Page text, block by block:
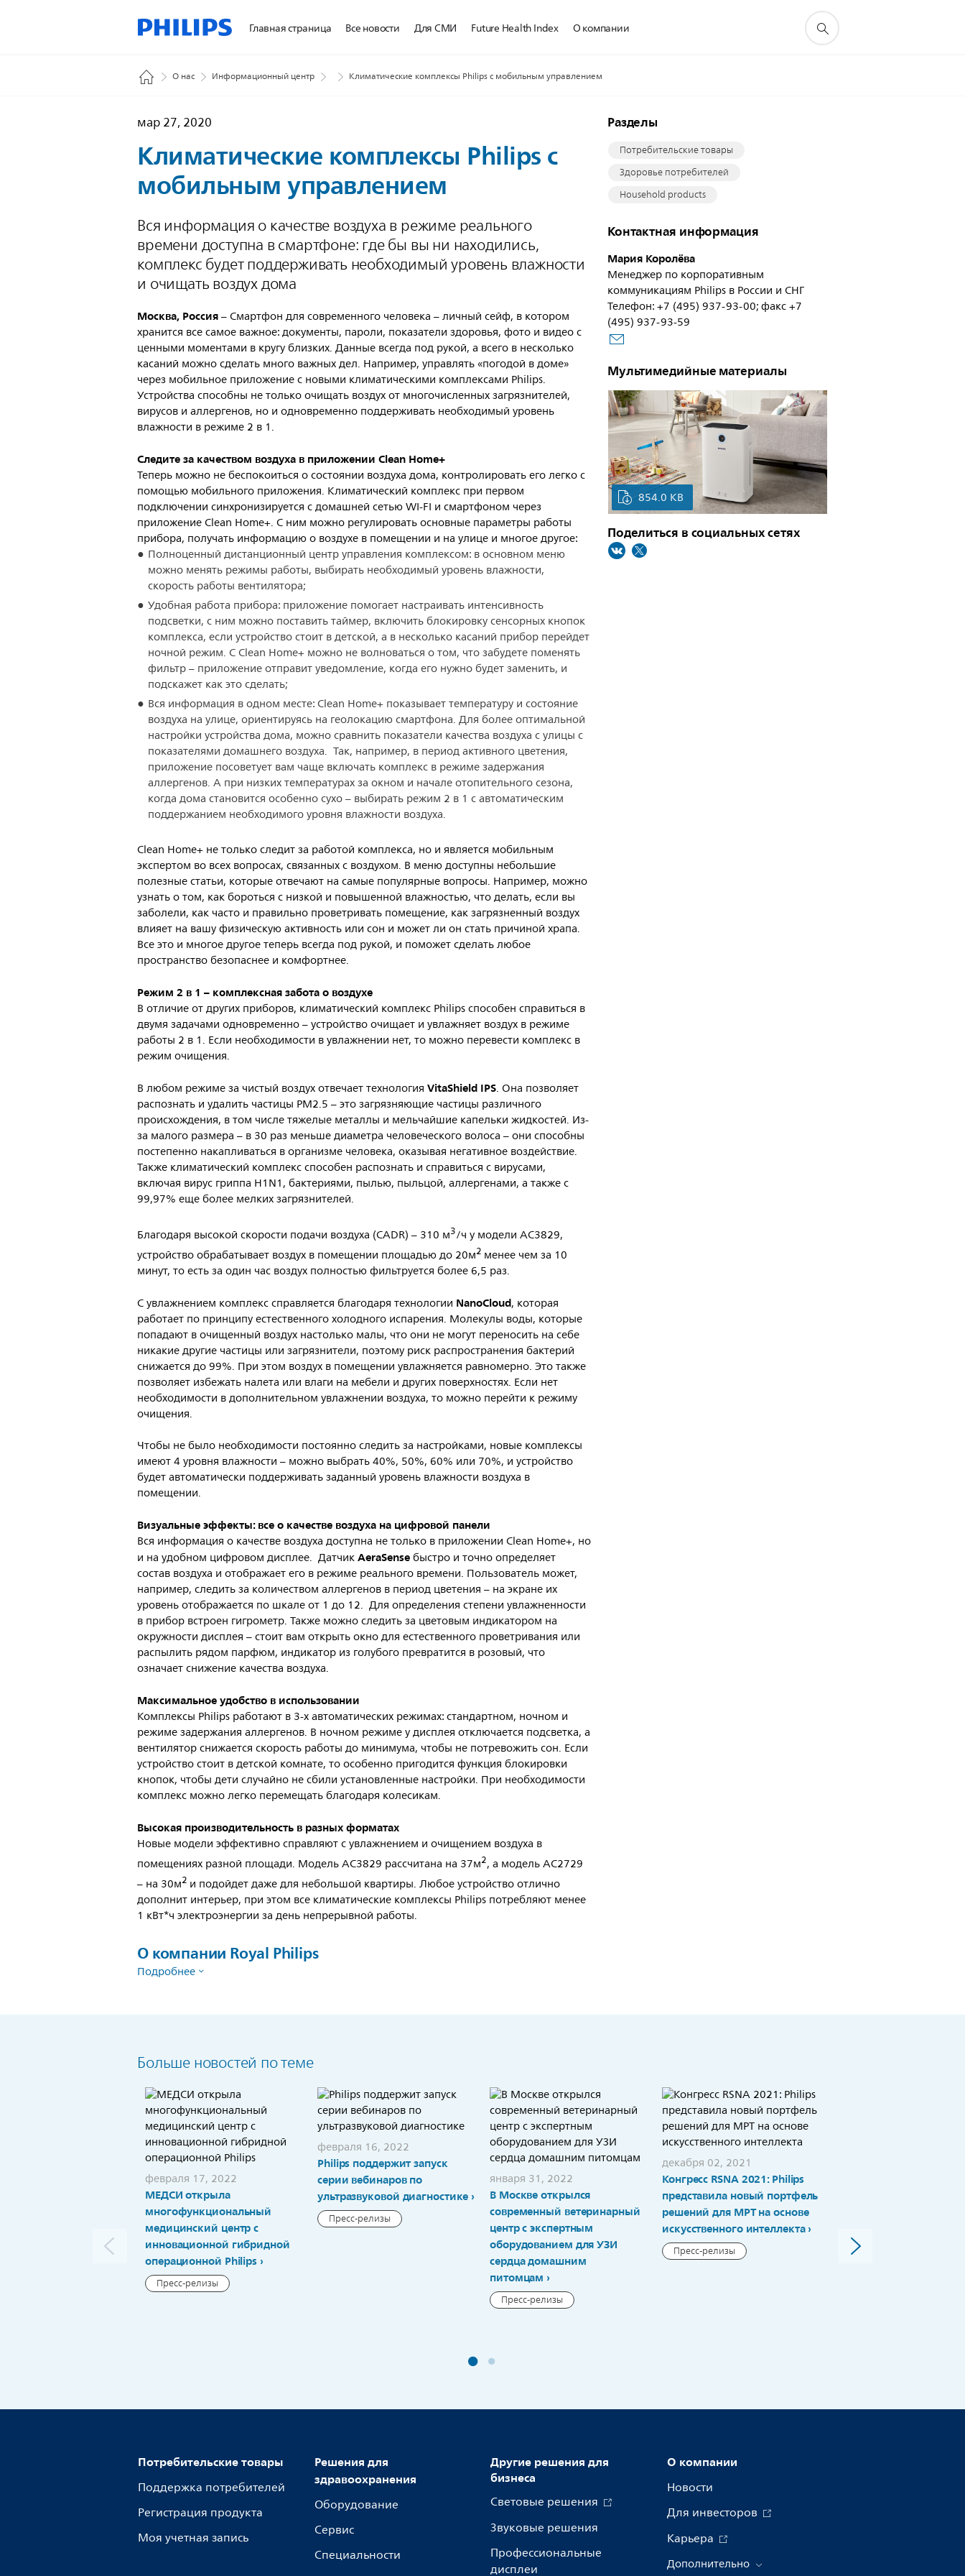
Главная страница Все новости Для СМИ Future Health Index О компании
О нас Информационный центр Климатические комплексы Philips с мобильным управлением
мар 27, 2020
Климатические комплексы Philips с
мобильным управлением
Вся информация о качестве воздуха в режиме реального
времени доступна в смартфоне: где бы вы ни находились,
комплекс будет поддерживать необходимый уровень влажности
и очищать воздух дома
Москва, Россия– Смартфон для современного человека – личный сейф, в котором
хранится все самое важное: документы, пароли, показатели здоровья, фото и видео с
ценными моментами в кругу близких. Данные всегда под рукой, а всего в несколько
касаний можно сделать много важных дел. Например, управлять «погодой в доме»
через мобильное приложение с новыми климатическими комплексами Philips.
Устройства способны не только очищать воздух от многочисленных загрязнителей,
вирусов и аллергенов, но и одновременно поддерживать необходимый уровень
влажности в режиме 2 в 1.
Следите за качеством воздуха в приложении Clean Home+
Теперь можно не беспокоиться о состоянии воздуха дома, контролировать его легко с
помощью мобильного приложения. Климатический комплекс при первом
подключении синхронизируется с домашней сетью WI-FI и смартфоном через
приложение Clean Home+. С ним можно регулировать основные параметры работы
прибора, получать информацию о воздухе в помещении и на улице и многое другое:
Полноценный дистанционный центр управления комплексом: в основном меню
можно менять режимы работы, выбирать необходимый уровень влажности,
скорость работы вентилятора;
Удобная работа прибора: приложение помогает настраивать интенсивность
подсветки, с ним можно поставить таймер, включить блокировку сенсорных кнопок
комплекса, если устройство стоит в детской, а в несколько касаний прибор перейдет
ночной режим. С Clean Home+ можно не волноваться о том, что забудете поменять
фильтр – приложение отправит уведомление, когда его нужно будет заменить, и
подскажет как это сделать;
Вся информация в одном месте: Clean Home+ показывает температуру и состояние
воздуха на улице, ориентируясь на геолокацию смартфона. Для более оптимальной
настройки устройства дома, можно сравнить показатели качества воздуха с улицы с
показателями домашнего воздуха. Так, например, в период активного цветения,
приложение посоветует вам чаще включать комплекс в режиме задержания
аллергенов. А при низких температурах за окном и начале отопительного сезона,
когда дома становится особенно сухо – выбирать режим 2 в 1 с автоматическим
поддержанием необходимого уровня влажности воздуха.
Clean Home+ не только следит за работой комплекса, но и является мобильным
экспертом во всех вопросах, связанных с воздухом. В меню доступны небольшие
полезные статьи, которые отвечают на самые популярные вопросы. Например, можно
узнать о том, как бороться с низкой и повышенной влажностью, что делать, если вы
заболели, как часто и правильно проветривать помещение, как загрязненный воздух
влияет на вашу физическую активность или сон и может ли он стать причиной храпа.
Все это и многое другое теперь всегда под рукой, и поможет сделать любое
пространство безопаснее и комфортнее.
Режим 2 в 1 – комплексная забота о воздухе
В отличие от других приборов, климатический комплекс Philips способен справиться в
двумя задачами одновременно – устройство очищает и увлажняет воздух в режиме
работы 2 в 1. Если необходимости в увлажнении нет, то можно перевести комплекс в
режим очищения.
В любом режиме за чистый воздух отвечает технологияVitaShield IPS. Она позволяет
распознать и удалить частицы PM2.5 – это загрязняющие частицы различного
происхождения, в том числе тяжелые металлы и мельчайшие капельки жидкостей. Из-
за малого размера – в 30 раз меньше диаметра человеческого волоса – они способны
постепенно накапливаться в организме человека, оказывая негативное воздействие.
Также климатический комплекс способен распознать и справиться с вирусами,
включая вирус гриппа H1N1, бактериями, пылью, пыльцой, аллергенами, а также с
99,97% еще более мелких загрязнителей.
Благодаря высокой скорости подачи воздуха (CADR) – 310 м3/ч у модели AC3829,
устройствообрабатывает воздух в помещении площадью до 20м2 менее чем за 10
минут, то есть за один час воздух полностью фильтруется более 6,5 раз.
С увлажнением комплекс справляется благодаря технологии NanoCloud, которая
работает по принципу естественного холодного испарения. Молекулы воды, которые
попадают в очищенный воздух настолько малы, что они не могут переносить на себе
никакие другие частицы или загрязнители, поэтому риск распространения бактерий
снижается до 99%. При этом воздух в помещении увлажняется равномерно. Это также
позволяет избежать налета или влаги на мебели и других поверхностях. Если нет
необходимости в дополнительном увлажнении воздуха, то можно перейти к режиму
очищения.
Чтобы не было необходимости постоянно следить за настройками, новые комплексы
имеют 4 уровня влажности – можно выбрать 40%, 50%, 60% или 70%, и устройство
будет автоматически поддерживать заданный уровень влажности воздуха в
помещении.
Визуальные эффекты: все о качестве воздуха на цифровой панели
Вся информация о качестве воздуха доступна не только в приложении Clean Home+, но
и на удобном цифровом дисплее. ДатчикAeraSenseбыстро и точно определяет
состав воздуха и отображает его в режиме реального времени. Пользователь может,
например, следить за количеством аллергенов в период цветения – на экране их
уровень отображается по шкале от 1 до 12. Для определения степени увлажненности
в прибор встроен гигрометр. Также можно следить за цветовым индикатором на
окружности дисплея – стоит вам открыть окно для естественного проветривания или
распылить рядом парфюм, индикатор из голубого превратится в розовый, что
означает снижение качества воздуха.
Максимальное удобство в использовании
Комплексы Philips работают в 3-х автоматических режимах: стандартном, ночном и
режиме задержания аллергенов. В ночном режиме у дисплея отключается подсветка, а
вентилятор снижается скорость работы до минимума, чтобы не потревожить сон. Если
устройство стоит в детской комнате, то особенно пригодится функция блокировки
кнопок, чтобы дети случайно не сбили установленные настройки. При необходимости
комплекс можно легко перемещать благодаря колесикам.
Высокая производительность в разных форматах
Новые модели эффективно справляют с увлажнением и очищением воздуха в
помещениях разной площади. Модель AC3829 рассчитана на 37м2, а модель AC2729
– на 30м2 и подойдет даже для небольшой квартиры. Любое устройство отлично
дополнит интерьер, при этом все климатические комплексы Philips потребляют менее
1 кВт*ч электроэнергии за день непрерывной работы.
О компании Royal Philips
Подробнее
Разделы
Потребительские товары
Здоровье потребителей
Household products
Контактная информация
Мария Королёва
Менеджер по корпоративным
коммуникациям Philips в России и СНГ
Телефон: +7 (495) 937-93-00; факс +7
(495) 937-93-59
Мультимедийные материалы
854.0 KB
Поделиться в социальных сетях
Больше новостей по теме
февраля 17, 2022
МЕДСИ открыла
многофункциональный
медицинский центр с
инновационной гибридной
операционной Philips
Пресс-релизы
февраля 16, 2022
Philips поддержит запуск
серии вебинаров по
ультразвуковой диагностике
Пресс-релизы
января 31, 2022
В Москве открылся
современный ветеринарный
центр с экспертным
оборудованием для УЗИ
сердца домашним
питомцам
Пресс-релизы
декабря 02, 2021
Конгресс RSNA 2021: Philips
представила новый портфель
решений для МРТ на основе
искусственного интеллекта
Пресс-релизы
ультразвуковых
исследований в
Потребительские товары
Поддержка потребителей
Регистрация продукта
Моя учетная запись
Решения для
здравоохранения
Оборудование
Сервис
Специальности
Другие решения для
бизнеса
Световые решения
Звуковые решения
Профессиональные
дисплеи
О компании
Новости
Для инвесторов
Карьера
Дополнительно